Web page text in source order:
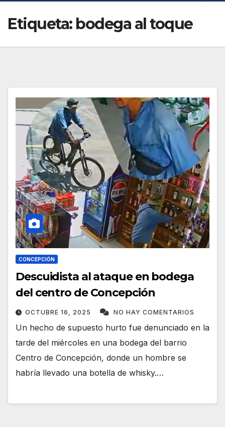
Etiqueta: bodega al toque
CONCEPCIÓN
Descuidista al ataque en bodega
del centro de Concepción
OCTUBRE 16, 2025 NO HAY COMENTARIOS
Un hecho de supuesto hurto fue denunciado en la
tarde del miércoles en una bodega del barrio
Centro de Concepción, donde un hombre se
habría llevado una botella de whisky.…